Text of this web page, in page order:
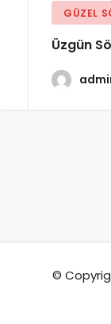
GÜZEL
Üzgün
©